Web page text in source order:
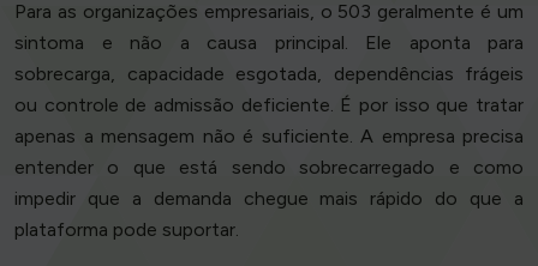
Para as organizações empresariais, o 503 geralmente é um
sintoma e não a causa principal. Ele aponta para
sobrecarga, capacidade esgotada, dependências frágeis
ou controle de admissão deficiente. É por isso que tratar
apenas a mensagem não é suficiente. A empresa precisa
entender o que está sendo sobrecarregado e como
impedir que a demanda chegue mais rápido do que a
plataforma pode suportar.